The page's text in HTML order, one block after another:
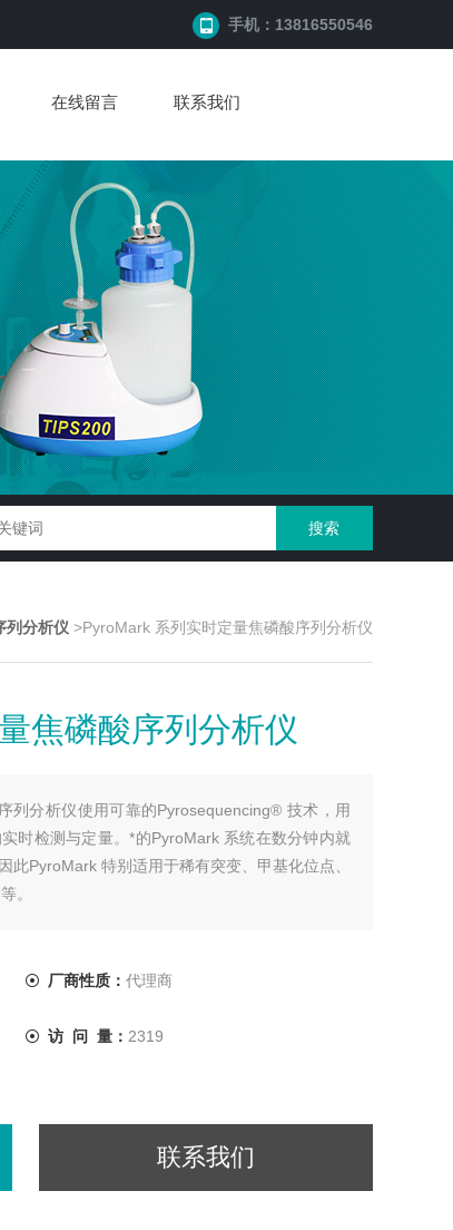
手机：13816550546
在线留言 联系我们
列分析仪 >PyroMark 系列实时定量焦磷酸序列分析仪
焦磷酸序列分析仪
列分析仪使用可靠的Pyrosequencing® 技术，用
时检测与定量。*的PyroMark 系统在数分钟内就
PyroMark 特别适用于稀有突变、甲基化位点、
。
厂商性质： 代理商
访 问 量： 2319
联系我们